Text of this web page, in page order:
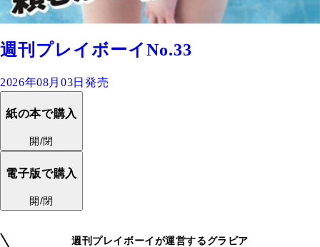
週刊プレイボーイNo.33
2026年08月03日発売
紙の本で購入
開/閉
電子版で購入
開/閉
週刊プレイボーイが運営するグラビア